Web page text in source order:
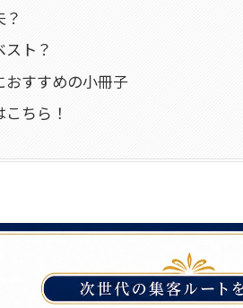
ト？
おすすめの小冊子
ちら！